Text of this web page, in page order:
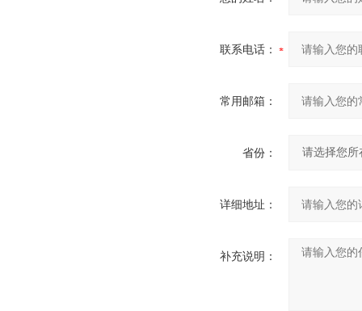
联系电话：
常用邮箱：
省份：
详细地址：
补充说明：